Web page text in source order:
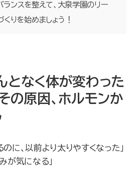
ランスを整えて、大泉学園のリー
りを始めましょう！
となく体が変わった
の原因、ホルモンか
に、以前より太りやすくなった」
が気になる」